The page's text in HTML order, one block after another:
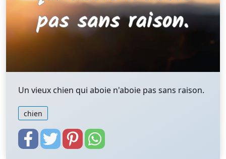
Un vieux chien qui aboie n'aboie pas sans raison.
chien